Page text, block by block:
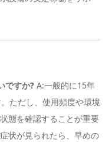
ですか? A:一般的に15年
ただし、使用頻度や環境
態を確認することが重要
状が見られたら、早めの